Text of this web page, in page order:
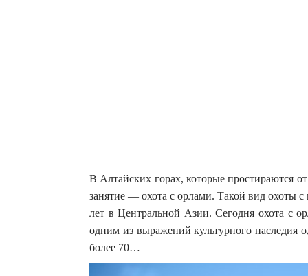
В Алтайских горах, которые простираются
занятие — охота с орлами. Такой вид
лет в Центральной Азии.Сегодня охота с
одним из выражений культурного наследия
более 70…